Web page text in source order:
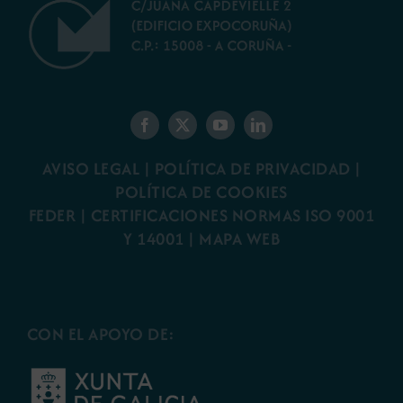
AVISO LEGAL | POLÍTICA DE PRIVACIDAD |
POLÍTICA DE COOKIES
FEDER | CERTIFICACIONES NORMAS ISO 9001
Y 14001 | MAPA WEB
CON EL APOYO DE: